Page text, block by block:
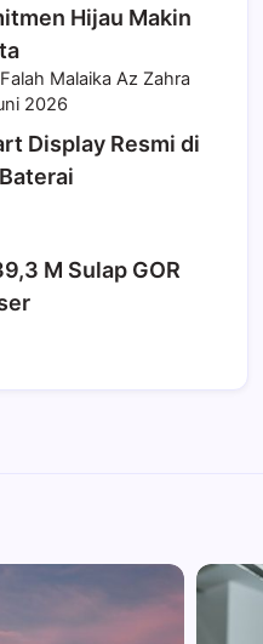
Hijau Makin
Malaika Az Zahra
2026
Display Resmi di
M Sulap GOR